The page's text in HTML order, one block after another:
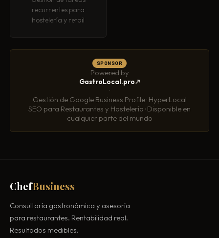
recurrentes para
hostelería y retail
SPONSOR
Powered by
GastroLocal.pro
·
Gestión de Google Business Profile · HyperLocal
SEO para Restaurantes y Hostelería · Disponible en
cualquier parte del mundo
ChefBusiness
Consultoría gastronómica y asesoría
para restaurantes. Rentabilidad real.
Resultados medibles.